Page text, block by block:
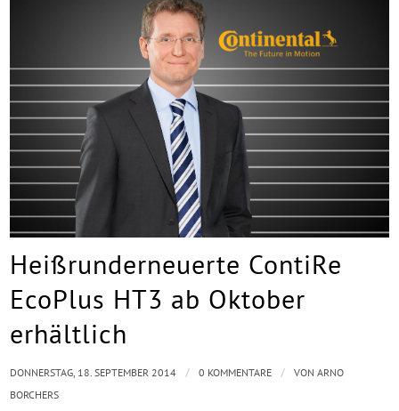
Heißrunderneuerte ContiRe
EcoPlus HT3 ab Oktober
erhältlich
DONNERSTAG, 18. SEPTEMBER 2014 / 0 KOMMENTARE / VONARNO
BORCHERS